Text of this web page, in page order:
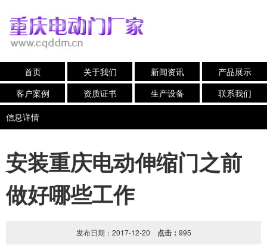
首页 关于我们 新闻资讯
产品展示
客户案例
资质证书 生产设备
联系我们
信息详情
安装重庆电动伸缩门之前
做好哪些工作
发布日期：2017-12-20 点击： 995